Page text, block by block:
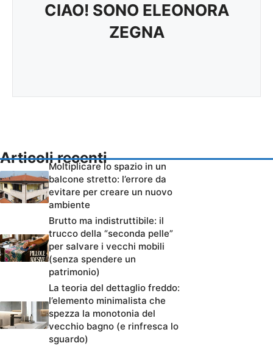
CIAO! SONO ELEONORA
ZEGNA
Articoli recenti
Moltiplicare lo spazio in un
balcone stretto: l’errore da
evitare per creare un nuovo
ambiente
Brutto ma indistruttibile: il
trucco della “seconda pelle”
per salvare i vecchi mobili
(senza spendere un
patrimonio)
La teoria del dettaglio freddo:
l’elemento minimalista che
spezza la monotonia del
vecchio bagno (e rinfresca lo
sguardo)